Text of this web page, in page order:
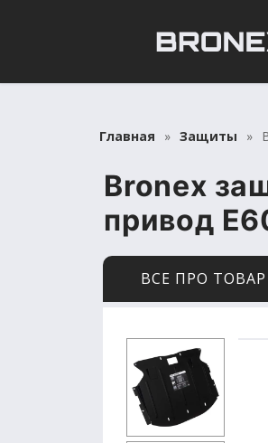
Главная Защиты
Bronex
привод
ВСЕ ПРО ТОВАР